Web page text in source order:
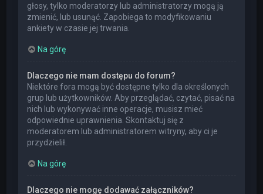
głosy, tylko moderatorzy lub administratorzy mogą ją
zmienić, lub usunąć. Zapobiega to modyfikowaniu
ankiety w czasie jej trwania.
Na górę
Dlaczego nie mam dostępu do forum?
Niektóre fora mogą być dostępne tylko dla określonych
grup lub użytkowników. Aby przeglądać, czytać, pisać na
nich lub wykonywać inne operacje, musisz mieć
odpowiednie uprawnienia. Skontaktuj się z
moderatorem lub administratorem witryny, aby ci je
przydzielił.
Na górę
Dlaczego nie mogę dodawać załączników?